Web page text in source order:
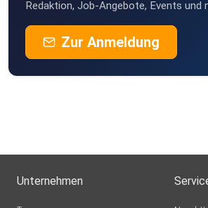
Redaktion, Job-Angebote, Events und
Zur Anmeldung
Unternehmen